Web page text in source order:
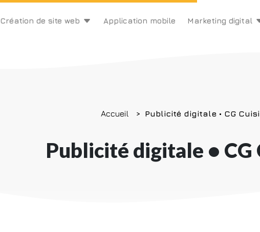
Création de site web Application mobile Marketing digital
Accueil Publicité digitale • CG
Publicité digitale • CG